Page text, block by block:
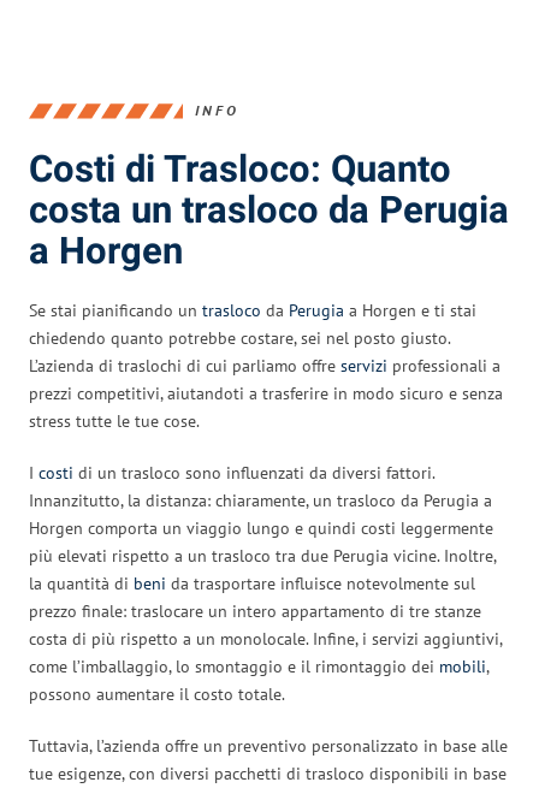
INFO
Costi di Trasloco: Quanto
costa un trasloco da Perugia
a Horgen
Se stai pianificando un trasloco da Perugia a Horgen e ti stai
chiedendo quanto potrebbe costare, sei nel posto giusto.
L’azienda di traslochi di cui parliamo offre servizi professionali a
prezzi competitivi, aiutandoti a trasferire in modo sicuro e senza
stress tutte le tue cose.
I costi di un trasloco sono influenzati da diversi fattori.
Innanzitutto, la distanza: chiaramente, un trasloco da Perugia a
Horgen comporta un viaggio lungo e quindi costi leggermente
più elevati rispetto a un trasloco tra due Perugia vicine. Inoltre,
la quantità di beni da trasportare influisce notevolmente sul
prezzo finale: traslocare un intero appartamento di tre stanze
costa di più rispetto a un monolocale. Infine, i servizi aggiuntivi,
come l’imballaggio, lo smontaggio e il rimontaggio dei mobili,
possono aumentare il costo totale.
Tuttavia, l’azienda offre un preventivo personalizzato in base alle
tue esigenze, con diversi pacchetti di trasloco disponibili in base